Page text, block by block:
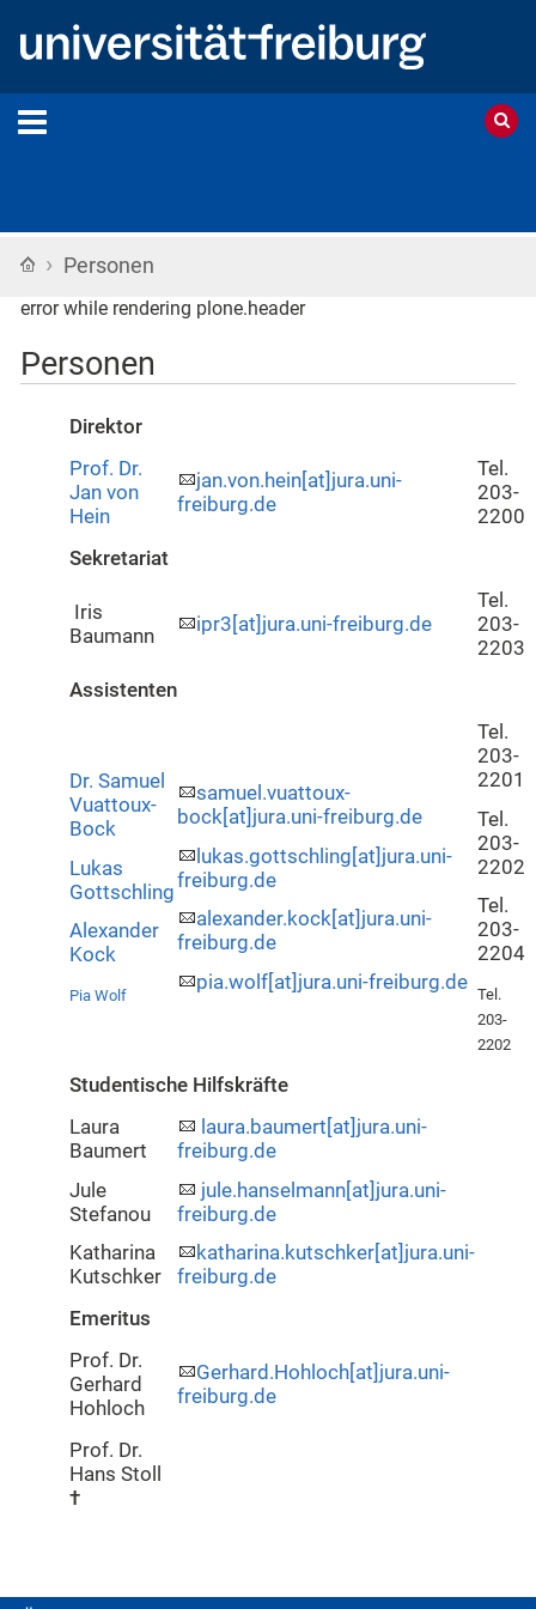
Startseite
› Personen
error while rendering plone.header
Personen
Direktor
Prof. Dr.
Jan von
Hein
jan.von.hein[at]jura.uni-
freiburg.de
Tel.
203-
2200
Sekretariat
Iris
Baumann
ipr3[at]jura.uni-freiburg.de
Tel.
203-
2203
Assistenten
Dr. Samuel
Vuattoux-
Bock
Lukas
Gottschling
Alexander
Kock
Pia Wolf
samuel.vuattoux-
bock[at]jura.uni-freiburg.de
lukas.gottschling[at]jura.uni-
freiburg.de
alexander.kock[at]jura.uni-
freiburg.de
pia.wolf[at]jura.uni-freiburg.de
Tel.
203-
2201
Tel.
203-
2202
Tel.
203-
2204
Tel.
203-
2202
Studentische Hilfskräfte
Laura
Baumert
Jule
Stefanou
Katharina
Kutschker
laura.baumert[at]jura.uni-
freiburg.de
jule.hanselmann[at]jura.uni-
freiburg.de
katharina.kutschker[at]jura.uni-
freiburg.de
Emeritus
Prof. Dr.
Gerhard
Hohloch
Gerhard.Hohloch[at]jura.uni-
freiburg.de
Prof. Dr.
Hans Stoll
†